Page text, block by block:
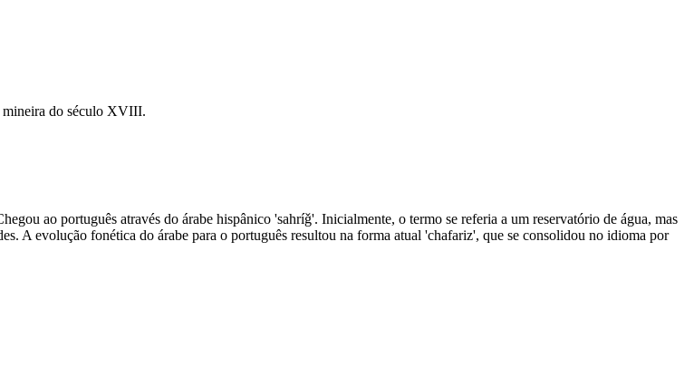
mineira do século XVIII.
ao português através do árabe hispânico 'sahríǧ'. Inicialmente, o termo se referia a um reservatório de água, mas
A evolução fonética do árabe para o português resultou na forma atual 'chafariz', que se consolidou no idioma por